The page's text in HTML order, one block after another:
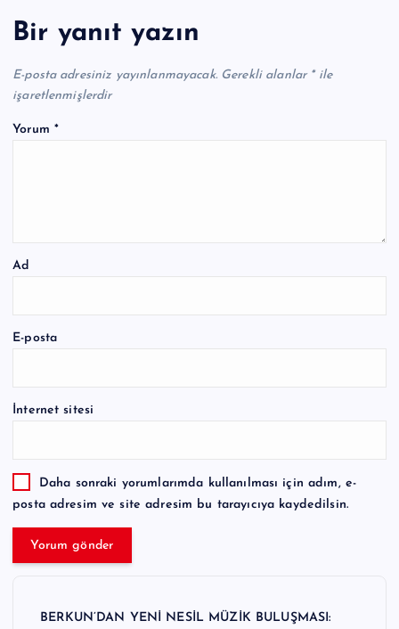
Bir yanıt yazın
E-posta adresiniz yayınlanmayacak. Gerekli alanlar *ile
işaretlenmişlerdir
Yorum *
Ad
E-posta
İnternet sitesi
Daha sonraki yorumlarımda kullanılması için adım, e-
posta adresim ve site adresim bu tarayıcıya kaydedilsin.
BERKUN’DAN YENİ NESİL MÜZİK BULUŞMASI: